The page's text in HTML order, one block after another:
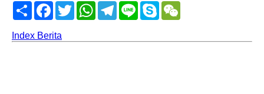
Share Facebook
TwitterWhatsAppTelegram
Line Skype
Index Berita